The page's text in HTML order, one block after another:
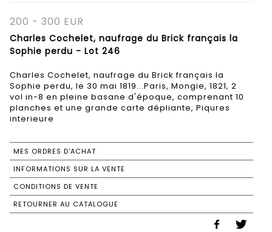
200 - 300 EUR
Charles Cochelet, naufrage du Brick français la
Sophie perdu - Lot 246
Charles Cochelet, naufrage du Brick français la
Sophie perdu, le 30 mai 1819...Paris, Mongie, 1821, 2
vol in-8 en pleine basane d'époque, comprenant 10
planches et une grande carte dépliante, Piqures
interieure
MES ORDRES D'ACHAT
INFORMATIONS SUR LA VENTE
CONDITIONS DE VENTE
RETOURNER AU CATALOGUE